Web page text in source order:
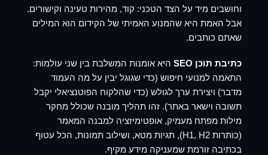
וחושבים מיד על הצד הטכני: קוד, מהירות טעינה וקישורים.
אבל האמת היא שהמנוע האמיתי של הקידום הוא המילים
שאתם כותבים.
כתיבת תוכן SEO
היא אומנות המשלבת בין שני עולמות:
התאמה למנועי חיפוש (כדי שגוגל יבין על מה העמוד
מדבר) ויצירת ערך לגולש (כדי שהלקוח הפוטנציאלי יקבל
תשובה וישאר באתר). זהו תהליך מובנה שכולל מחקר
מילות מפתח מעמיק, אופטימיזציה למבנה המאמר
(כותרות H1, H2), תגיות מטא, ושילוב תמונות, הכל עטוף
בכתיבה זורמת שמעניקה מידע מקיף.